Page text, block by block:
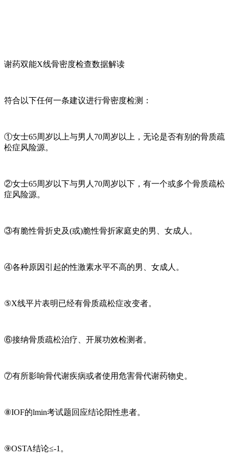
谢药双能X线骨密度检查数据解读
符合以下任何一条建议进行骨密度检测：
①女士65周岁以上与男人70周岁以上，无论是否有别的骨质疏
松症风险源。
②女士65周岁以下与男人70周岁以下，有一个或多个骨质疏松
症风险源。
③有脆性骨折史及(或)脆性骨折家庭史的男、女成人。
④各种原因引起的性激素水平不高的男、女成人。
⑤X线平片表明已经有骨质疏松症改变者。
⑥接纳骨质疏松治疗、开展功效检测者。
⑦有所影响骨代谢疾病或者使用危害骨代谢药物史。
⑧IOF的lmin考试题回应结论阳性患者。
⑨OSTA结论≤-1。